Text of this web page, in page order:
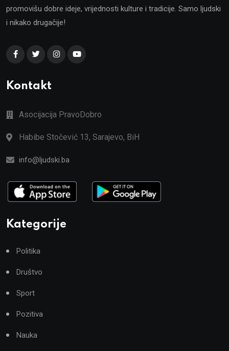
promovišu dobre ideje, vrijednosti kulture i tradicije. Samo ljudski
i nikako drugačije!
Kontakt
Asocijacija PravoDobro
Habibe Stočević 13, Sarajevo, BiH
info@ljudski.ba
Kategorije
Politika
Društvo
Sport
Pozitiva
Nauka